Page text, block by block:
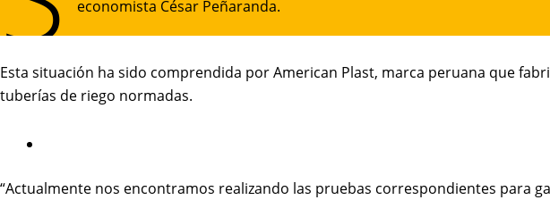
economista César Peñaranda.
Esta situación ha sido comprendida por American Plast, marca peruana que
tuberías de riego normadas.
“Actualmente nos encontramos realizando las pruebas correspondientes para